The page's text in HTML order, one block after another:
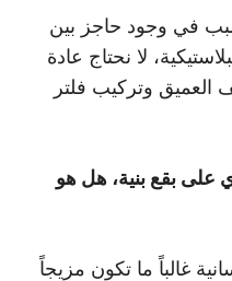
في وجود حاجز بين
لا نحتاج عادة
العميق وتركيب فلتر
على بقع بنية، هل هو
غالباً ما تكون مزيجاً